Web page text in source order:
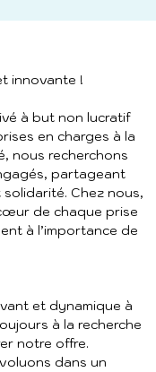
innovante !
à but non lucratif
en charges à la
nous recherchons
partageant
Chez nous,
de chaque prise
à l’importance de
et dynamique à
à la recherche
notre offre.
dans un